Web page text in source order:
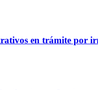
en trámite por